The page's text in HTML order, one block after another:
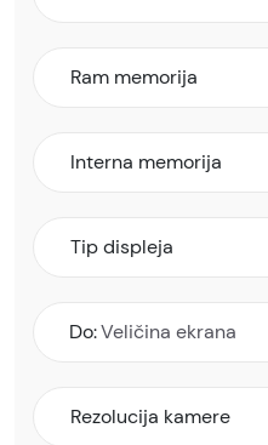
Ram memorija
Interna memorija
Tip displeja
Do:
Rezolucija kamere